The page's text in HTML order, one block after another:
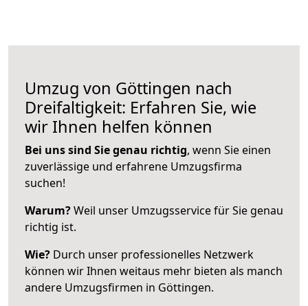
Umzug von Göttingen nach
Dreifaltigkeit: Erfahren Sie, wie
wir Ihnen helfen können
Bei uns sind Sie genau richtig, wenn Sie einen
zuverlässige und erfahrene Umzugsfirma
suchen!
Warum?Weil unser Umzugsservice für Sie genau
richtig ist.
Wie? Durch unser professionelles Netzwerk
können wir Ihnen weitaus mehr bieten als manch
andere Umzugsfirmen in Göttingen.